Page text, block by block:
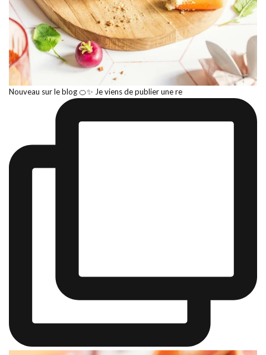
Nouveau sur le blog 🍊✨ Je viens de publier une re